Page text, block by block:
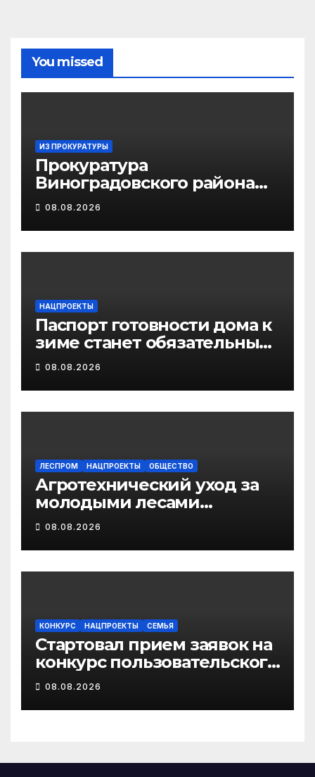
You missed
ИЗ ПРОКУРАТУРЫ
Прокуратура
Виноградовского района
информирует об
изменениях
законодательства об
иммунопрофилактике
08.08.2026
НАЦПРОЕКТЫ
Паспорт готовности дома к
зиме станет обязательным
лицензионным
требованием для
управляющих организаций
с 1 сентября 2026 года
08.08.2026
ЛЕСПРОМ НАЦПРОЕКТЫ ОБЩЕСТВО
Агротехнический уход за
молодыми лесами
Поморья провели на
площади более 18 тысяч
гектаров
08.08.2026
КОНКУРС НАЦПРОЕКТЫ СЕМЬЯ
Стартовал прием заявок на
конкурс пользовательского
видео «Отец года – 2026»
08.08.2026